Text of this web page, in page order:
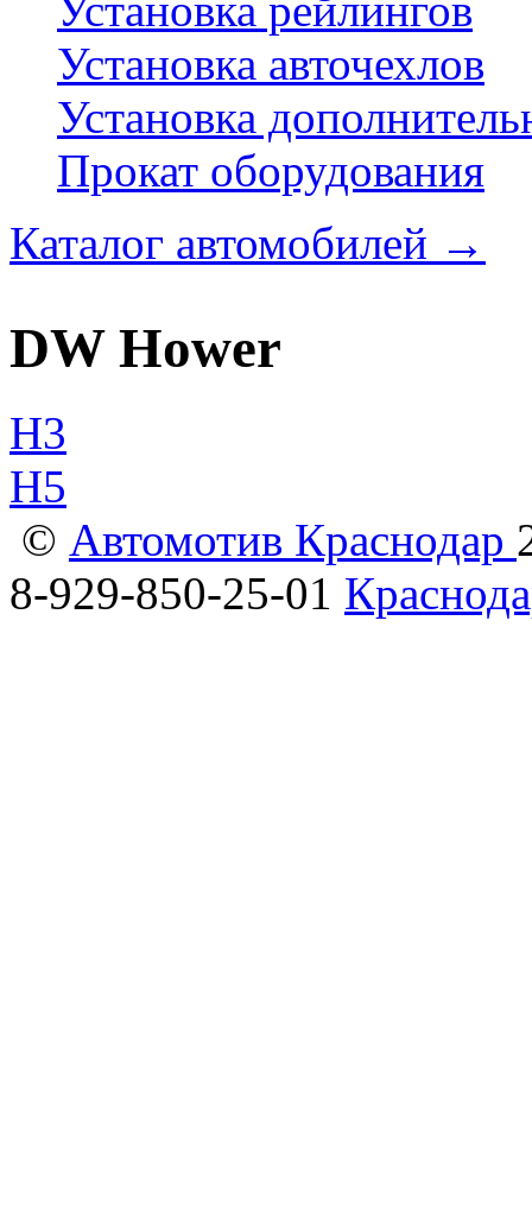
Установка авточехлов
Установка
Прокат оборудования
Каталог автомобилей →
DW Hower
H3
H5
© Автомотив Краснодар
8-929-850-25-01